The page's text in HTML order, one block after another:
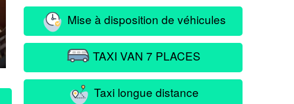
Mise à disposition de véhicules
TAXI VAN 7 PLACES
Taxi longue distance